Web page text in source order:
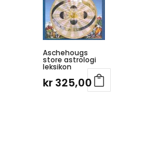
Aschehougs
store astrologi
leksikon
kr 325,00